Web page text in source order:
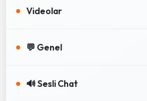
Videolar
💬 Genel
🔊 Sesli Chat